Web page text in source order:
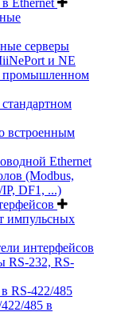
серверы
и NE
промышленном
встроенным
Ethernet
(Modbus,
DF1, ...)
импульсных
интерфейсов
RS-232, RS-
RS-422/485
485 в